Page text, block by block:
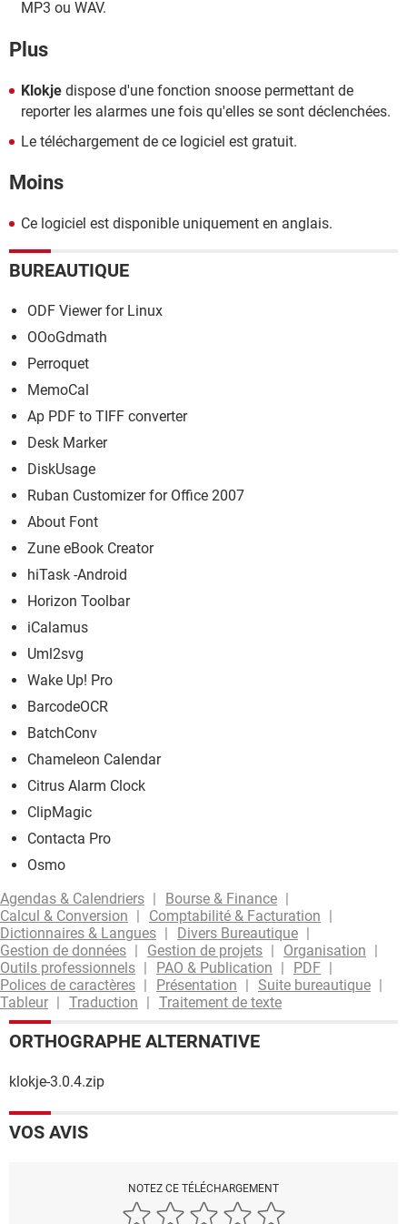
MP3 ou WAV.
Plus
Klokje dispose d'une fonction snoose permettant de
reporter les alarmes une fois qu'elles se sont déclenchées.
Le téléchargement de ce logiciel est gratuit.
Moins
Ce logiciel est disponible uniquement en anglais.
BUREAUTIQUE
ODF Viewer for Linux
OOoGdmath
Perroquet
MemoCal
Ap PDF to TIFF converter
Desk Marker
DiskUsage
Ruban Customizer for Office 2007
About Font
Zune eBook Creator
hiTask -Android
Horizon Toolbar
iCalamus
Uml2svg
Wake Up! Pro
BarcodeOCR
BatchConv
Chameleon Calendar
Citrus Alarm Clock
ClipMagic
Contacta Pro
Osmo
Agendas & Calendriers
Bourse & Finance
Calcul & Conversion
Comptabilité & Facturation
Dictionnaires & Langues
Divers Bureautique
Gestion de données
Gestion de projets
Organisation
Outils professionnels
PAO & Publication
PDF
Polices de caractères
Présentation
Suite bureautique
Tableur
Traduction Traitement de texte
ORTHOGRAPHE ALTERNATIVE
klokje-3.0.4.zip
VOS AVIS
NOTEZ CE TÉLÉCHARGEMENT